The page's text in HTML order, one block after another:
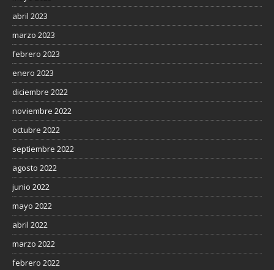
abril 2023
marzo 2023
febrero 2023
enero 2023
diciembre 2022
noviembre 2022
octubre 2022
septiembre 2022
agosto 2022
junio 2022
mayo 2022
abril 2022
marzo 2022
febrero 2022